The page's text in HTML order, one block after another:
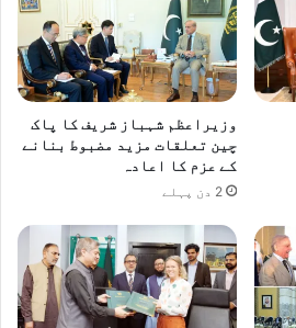
وزیراعظم شہباز شریف کا پاک
چین تعلقات مزید مضبوط بنانے
کے عزم کا اعادہ
2 دن پہلے